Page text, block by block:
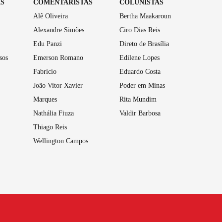
COMENTARISTAS
Alê Oliveira
Alexandre Simões
Edu Panzi
Emerson Romano
Fabrício
João Vitor Xavier
Marques
Nathália Fiuza
Thiago Reis
Wellington Campos
COLUNISTAS
Bertha Maakaroun
Ciro Dias Reis
Direto de Brasília
Edilene Lopes
Eduardo Costa
Poder em Minas
Rita Mundim
Valdir Barbosa